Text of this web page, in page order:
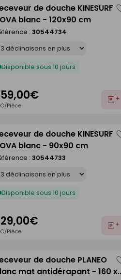
de douche KINESURF
blanc - 120x90 cm
: 30544734
Disponible sous 10 jours
Pièce
de douche KINESURF
blanc - 90x90 cm
: 30544733
Disponible sous 10 jours
Pièce
de douche PLANEO
mat antidérapant - 160 x